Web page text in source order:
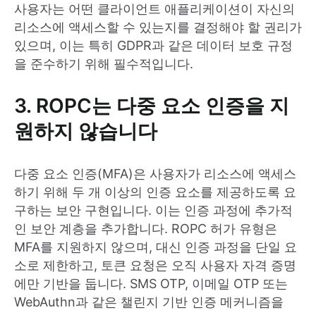
사용자는 어떤 클라이언트 애플리케이션이 자신의
리소스에 액세스할 수 있는지를 결정해야 할 권리가
있으며, 이는 특히 GDPR과 같은 데이터 보호 규정
을 준수하기 위해 필수적입니다.
3. ROPC는 다중 요소 인증을 지
원하지 않습니다
다중 요소 인증(MFA)은 사용자가 리소스에 액세스
하기 위해 두 개 이상의 인증 요소를 제공하도록 요
구하는 보안 구현입니다. 이는 인증 과정에 추가적
인 보안 계층을 추가합니다. ROPC 허가 유형은
MFA를 지원하지 않으며, 대신 인증 과정을 단일 요
소로 제한하고, 토큰 요청은 오직 사용자 자격 증명
에만 기반을 둡니다. SMS OTP, 이메일 OTP 또는
WebAuthn과 같은 챌린지 기반 인증 메커니즘을